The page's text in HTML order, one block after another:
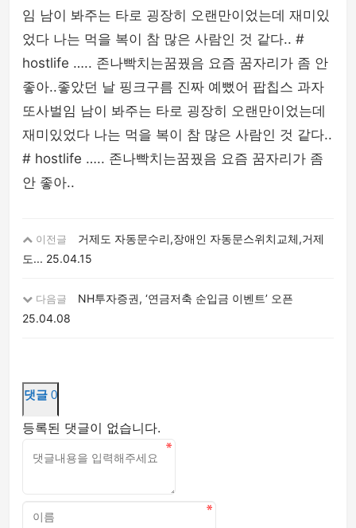
임 남이 봐주는 타로 굉장히 오랜만이었는데 재미있
었다 나는 먹을 복이 참 많은 사람인 것 같다.. #
hostlife ….. 존나빡치는꿈꿨음 요즘 꿈자리가 좀 안
좋아..좋았던 날 핑크구름 진짜 예뻤어 팝칩스 과자
또사벌임 남이 봐주는 타로 굉장히 오랜만이었는데
재미있었다 나는 먹을 복이 참 많은 사람인 것 같다..
# hostlife ….. 존나빡치는꿈꿨음 요즘 꿈자리가 좀
안 좋아..
이전글
거제도 자동문수리,장애인 자동문스위치교체,거제
도... 25.04.15
다음글
NH투자증권, ‘연금저축 순입금 이벤트’ 오픈
25.04.08
댓글 0
등록된 댓글이 없습니다.